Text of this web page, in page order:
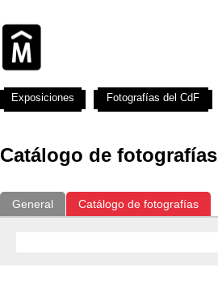
Catálogo de fotografías
General Catálogo de fotografías
Exposiciones Fotografías del CdF